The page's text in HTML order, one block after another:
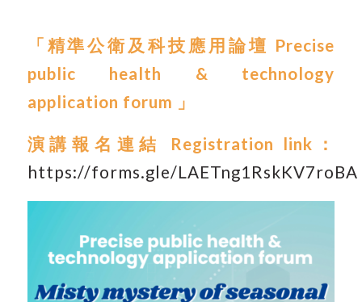
「 精準公衛及科技應用論壇 Precise
public health & technology
application forum 」
演講報名連結 Registration link ：
https://forms.gle/LAETng1RskKV7roBA